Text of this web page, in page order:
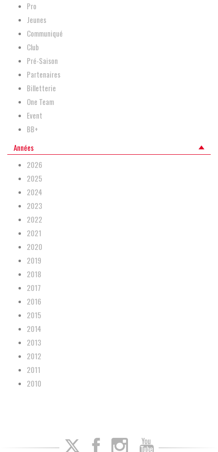
Pro
Jeunes
Communiqué
Club
Pré-Saison
Partenaires
Billetterie
One Team
Event
BB+
Années
2026
2025
2024
2023
2022
2021
2020
2019
2018
2017
2016
2015
2014
2013
2012
2011
2010